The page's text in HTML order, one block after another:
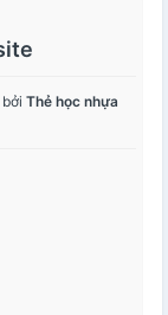
bởi Thẻ học nhựa